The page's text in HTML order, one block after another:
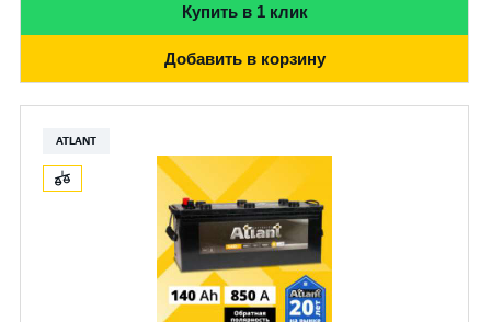
Купить в 1 клик
Добавить в корзину
ATLANT